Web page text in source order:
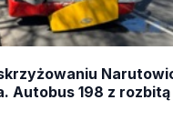
Autobus 198 z rozbitą